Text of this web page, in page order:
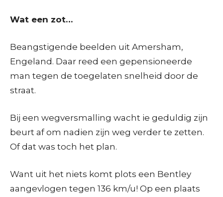
Wat een zot…
Beangstigende beelden uit Amersham,
Engeland. Daar reed een gepensioneerde
man tegen de toegelaten snelheid door de
straat.
Bij een wegversmalling wacht ie geduldig zijn
beurt af om nadien zijn weg verder te zetten.
Of dat was toch het plan.
Want uit het niets komt plots een Bentley
aangevlogen tegen 136 km/u! Op een plaats